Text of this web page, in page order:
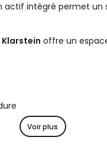
actif intégré permet
Klarstein offre un
Voir plus